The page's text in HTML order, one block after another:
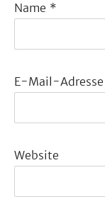
Name *
E-Mail-Adresse
Website